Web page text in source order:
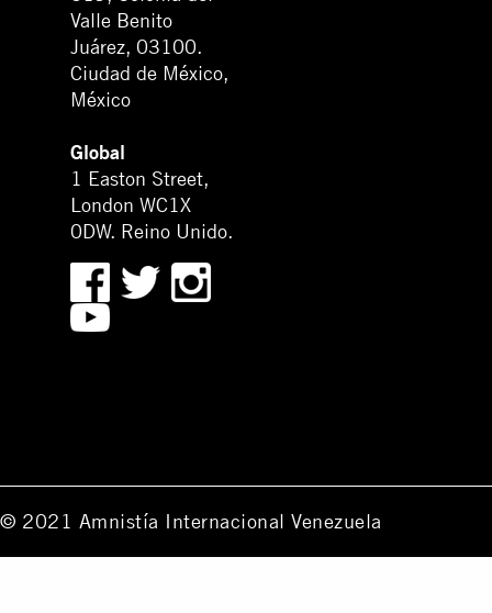
Valle Benito
Juárez, 03100.
Ciudad de México,
México
Global
1 Easton Street,
London WC1X
0DW. Reino Unido.
© 2021 Amnistía Internacional Venezuela